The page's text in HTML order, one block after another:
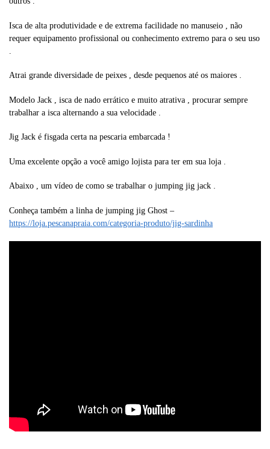
Isca de alta produtividade e de extrema facilidade no manuseio , não
requer equipamento profissional ou conhecimento extremo para o seu uso
Atrai grande diversidade de peixes , desde pequenos até os maiores .
Modelo Jack , isca de nado errático e muito atrativa , procurar sempre
trabalhar a isca alternando a sua velocidade .
Jig Jack é fisgada certa na pescaria embarcada !
Uma excelente opção a você amigo lojista para ter em sua loja .
Abaixo , um vídeo de como se trabalhar o jumping jig jack .
Conheça também a linha de jumping jig Ghost –
https://loja.pescanapraia.com/categoria-produto/jig-sardinha